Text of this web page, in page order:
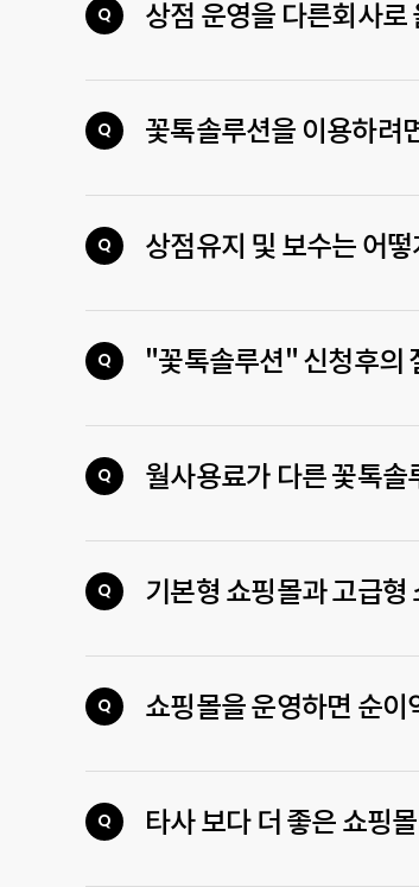
Q 상점 운영을 다른회사로
Q 꽃톡솔루션을 이용하려
Q 상점유지 및 보수는 어
Q "꽃톡솔루션" 신청후의
Q 월사용료가 다른 꽃톡
Q 기본형 쇼핑몰과 고급형
Q 쇼핑몰을 운영하면 순
Q 타사 보다 더 좋은 쇼핑